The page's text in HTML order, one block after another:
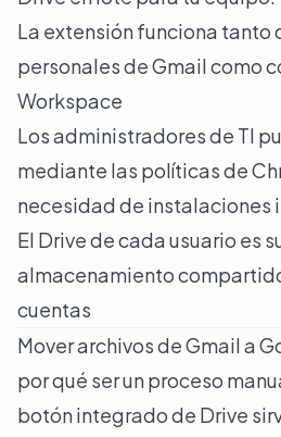
La extensión funciona tanto
personales de Gmail como
Workspace
Los administradores de TI
mediante las políticas de
necesidad de instalaciones
El Drive de cada usuario es
almacenamiento
cuentas
Mover archivos de Gmail a
por qué ser un proceso
botón integrado de Drive